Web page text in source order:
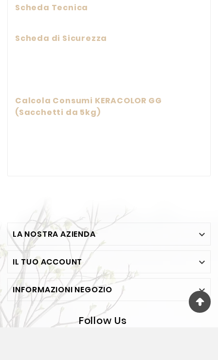
Scheda Tecnica
Scheda di Sicurezza
Calcola Consumi KERACOLOR GG
(Sacchetti da 5kg)
LA NOSTRA AZIENDA 
IL TUO ACCOUNT 
INFORMAZIONI NEGOZIO 
Follow Us